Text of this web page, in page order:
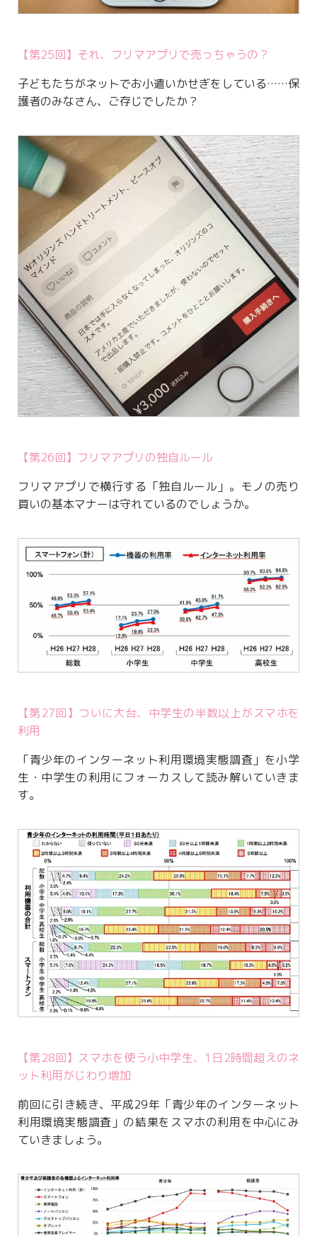
【第25回】それ、フリマアプリで売っちゃうの？
子どもたちがネットでお小遣いかせぎをしている……保
護者のみなさん、ご存じでしたか？
【第26回】フリマアプリの独自ルール
フリマアプリで横行する「独自ルール」。モノの売り
買いの基本マナーは守れているのでしょうか。
【第27回】ついに大台、中学生の半数以上がスマホを
利用
「青少年のインターネット利用環境実態調査」を小学
生・中学生の利用にフォーカスして読み解いていきま
す。
【第28回】スマホを使う小中学生、1日2時間超えのネ
ット利用がじわり増加
前回に引き続き、平成29年「青少年のインターネット
利用環境実態調査」の結果をスマホの利用を中心にみ
ていきましょう。